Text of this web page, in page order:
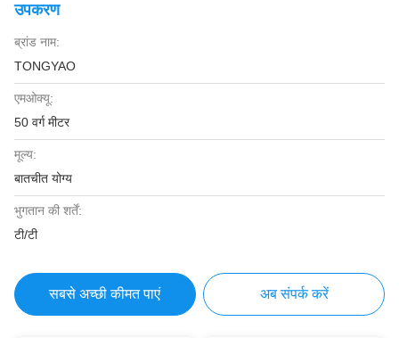
उपकरण
ब्रांड नाम:
TONGYAO
एमओक्यू:
50 वर्ग मीटर
मूल्य:
बातचीत योग्य
भुगतान की शर्तें:
टी/टी
सबसे अच्छी कीमत पाएं अब संपर्क करें